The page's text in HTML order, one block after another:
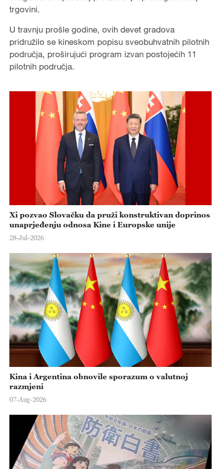
trgovini.
U travnju prošle godine, ovih devet gradova
pridružilo se kineskom popisu sveobuhvatnih pilotnih
područja, proširujući program izvan postojećih 11
pilotnih područja.
Xi pozvao Slovačku da pruži konstruktivan doprinos
unaprjeđenju odnosa Kine i Europske unije
28-Jul-2026
Kina i Argentina obnovile sporazum o valutnoj
razmjeni
07-Aug-2026